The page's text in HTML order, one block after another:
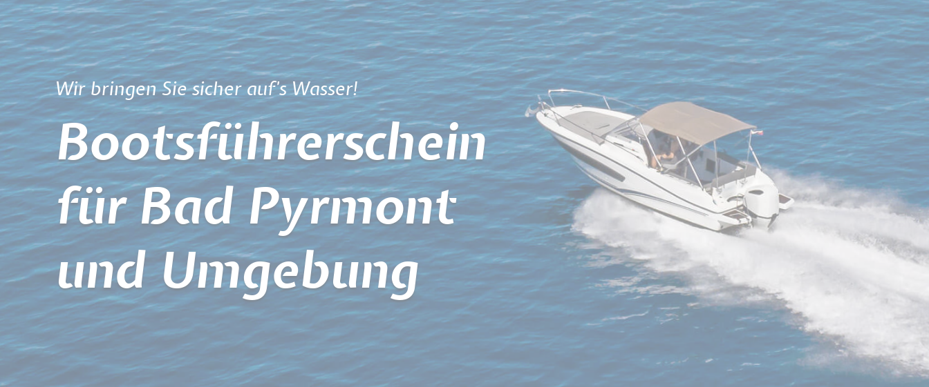
Wir bringen Sie sicher auf's Wasser!
Bootsführerschein
für Bad Pyrmont
und Umgebung